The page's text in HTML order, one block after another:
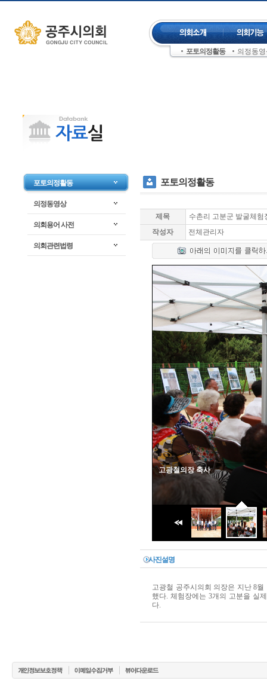
주메뉴 건너뛰기
포토의정활동 의정동
좌측메뉴 건너뛰기
포토의정활동
의정동영상
의회용어 사전
의회관련법령
포토의정활동
제목
수촌리 고분군 발굴체험
작성자
전체관리자
고광철의장 축사
사진설명
고광철 공주시의회 의장은 지난 8
했다. 체험장에는 3개의 고분을 실
다.